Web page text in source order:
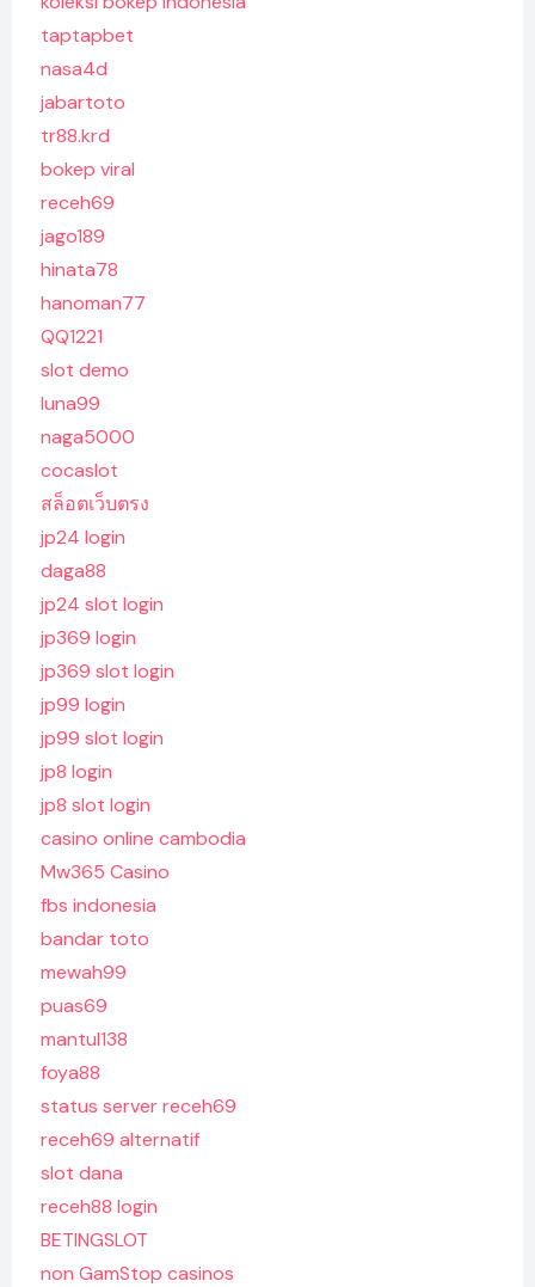
taptapbet
nasa4d
jabartoto
tr88.krd
bokep viral
receh69
jago189
hinata78
hanoman77
QQ1221
slot demo
luna99
naga5000
cocaslot
สล็อตเว็บตรง
jp24 login
daga88
jp24 slot login
jp369 login
jp369 slot login
jp99 login
jp99 slot login
jp8 login
jp8 slot login
casino online cambodia
Mw365 Casino
fbs indonesia
bandar toto
mewah99
puas69
mantul138
foya88
status server receh69
receh69 alternatif
slot dana
receh88 login
BETINGSLOT
non GamStop casinos